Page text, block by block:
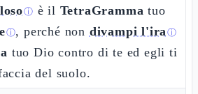
ⓘ è il TetraGramma tuo
ⓘ, perché non divampi l'iraⓘ
tuo Dio contro di te ed egli ti
del suolo.